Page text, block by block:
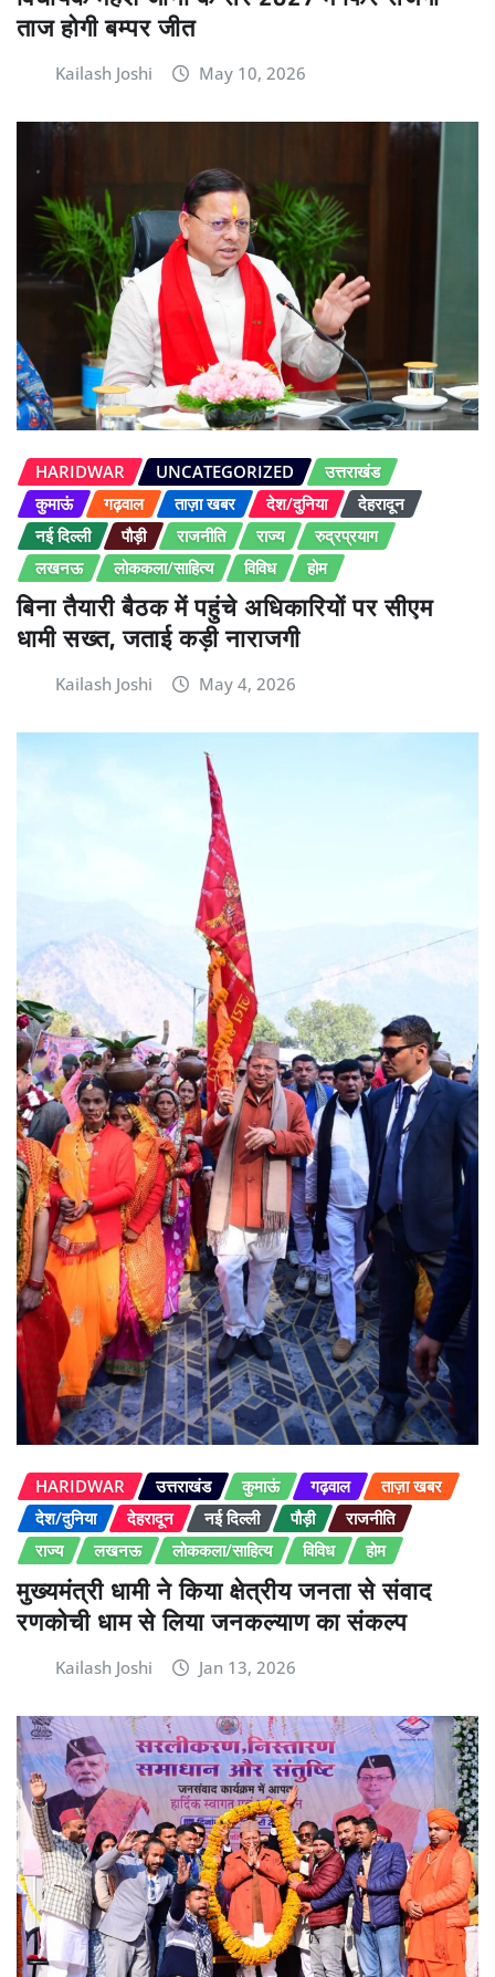
ताज होगी बम्पर जीत
Kailash Joshi May 10, 2026
HARIDWAR UNCATEGORIZED
उत्तराखंड
कुमाऊं
गढ़वाल ताज़ा खबर देश/दुनिया
देहरादून
नई दिल्ली
पौड़ी राजनीति राज्य
रुद्रप्रयाग
लखनऊ
लोककला/साहित्य विविध होम
बिना तैयारी बैठक में पहुंचे अधिकारियों पर सीएम
धामी सख्त, जताई कड़ी नाराजगी
Kailash Joshi May 4, 2026
HARIDWAR उत्तराखंड कुमाऊं गढ़वाल
ताज़ा खबर
देश/दुनिया
देहरादून नई दिल्ली पौड़ी
राजनीति
राज्य
लखनऊ लोककला/साहित्य विविध होम
मुख्यमंत्री धामी ने किया क्षेत्रीय जनता से संवाद
रणकोची धाम से लिया जनकल्याण का संकल्प
Kailash Joshi Jan 13, 2026